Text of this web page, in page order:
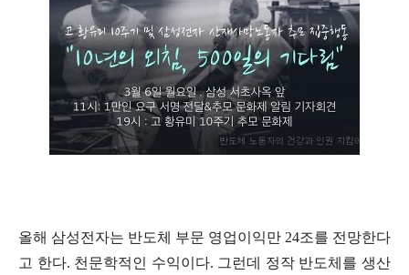
올해 삼성전자는 반도체 부문 영업이익만 24조를 전망한다
고 한다. 천문학적인 수익이다. 그런데 정작 반도체를 생산